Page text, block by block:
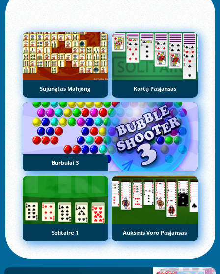
Sujungtas Mahjong Kortų Pasjansas
Burbulai 3
Solitaire 1 Auksinis Voro Pasjansas